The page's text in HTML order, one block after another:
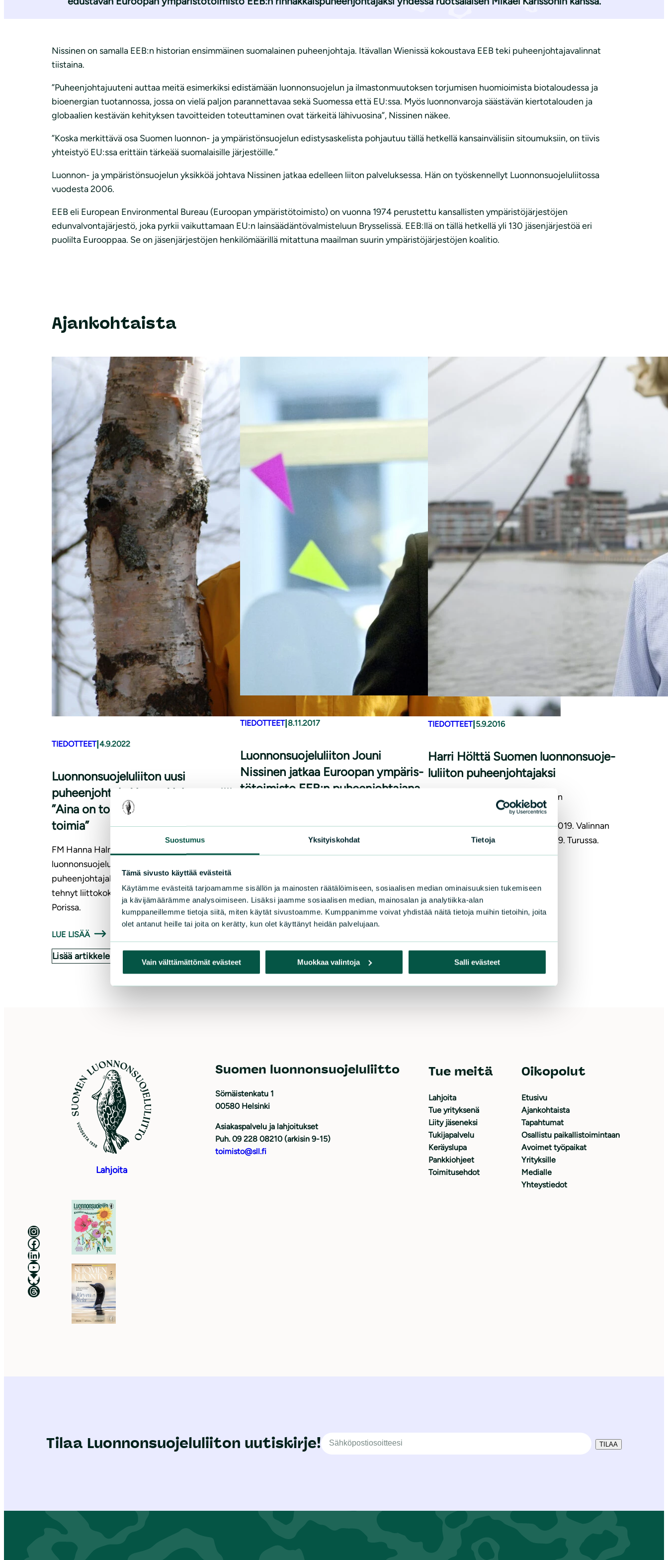
Suostumus Yksityiskohdat Tietoja
Tämä sivusto käyttää evästeitä
Käytämme evästeitä tarjoamamme sisällön ja mainosten räätälöimiseen, sosiaalisen median ominaisuuksien tukemiseen
ja kävijämäärämme analysoimiseen. Lisäksi jaamme sosiaalisen median, mainosalan ja analytiikka-alan
kumppaneillemme tietoja siitä, miten käytät sivustoamme. Kumppanimme voivat yhdistää näitä tietoja muihin tietoihin, joita
olet antanut heille tai joita on kerätty, kun olet käyttänyt heidän palvelujaan.
Vain välttämättömät evästeet Muokkaa valintoja Salli evästeet
i
Nissinen on samalla EEB:n historian ensimmäinen suomalainen puheenjohtaja. Itävallan Wienissä kokoustava EEB teki puheenjohtajavalinnat
tiistaina.
”Puheenjohtajuuteni auttaa meitä esimerkiksi edistämään luonnonsuojelun ja ilmastonmuutoksen torjumisen huomioimista biotaloudessa ja
bioenergian tuotannossa, jossa on vielä paljon parannettavaa sekä Suomessa että EU:ssa. Myös luonnonvaroja säästävän kiertotalouden ja
globaalien kestävän kehityksen tavoitteiden toteuttaminen ovat tärkeitä lähivuosina”, Nissinen näkee.
”Koska merkittävä osa Suomen luonnon- ja ympäristönsuojelun edistysaskelista pohjautuu tällä hetkellä kansainvälisiin sitoumuksiin, on tiivis
yhteistyö EU:ssa erittäin tärkeää suomalaisille järjestöille.”
Luonnon- ja ympäristönsuojelun yksikköä johtava Nissinen jatkaa edelleen liiton palveluksessa. Hän on työskennellyt Luonnonsuojeluliitossa
vuodesta 2006.
EEB eli European Environmental Bureau (Euroopan ympäristötoimisto) on vuonna 1974 perustettu kansallisten ympäristöjärjestöjen
edunvalvontajärjestö, joka pyrkii vaikuttamaan EU:n lainsäädäntövalmisteluun Brysselissä. EEB:llä on tällä hetkellä yli 130 jäsenjärjestöä eri
puolilta Eurooppaa. Se on jäsenjärjestöjen henkilömäärillä mitattuna maailman suurin ympäristöjärjestöjen koalitio.
Ajankohtaista
TIEDOTTEET| 4.9.2022
Luon­non­suo­je­lu­lii­ton uusi
puheenjohtaja Hanna Halmeenpää:
”Aina on toivoa, aina kannattaa
toimia”
FM Hanna Halmeenpää on valittu Suomen
luonnonsuojeluliiton hallituksen
puheenjohtajaksi vuosille 2023–2025. Valinnan
tehnyt liittokokous pidettiin 3.–4.9.2022
Porissa.
LUE LISÄÄ
TIEDOTTEET| 8.11.2017
Luon­non­suo­je­lu­lii­ton Jouni
Nissinen jatkaa Euroopan ym­pä­ris­
tö­toi­mis­to EEB:n puheenjohtajana
Jouni Nissinen on valittu uudelleen yli 130
eurooppalaista ympäristöjärjestöä edustavan
Euroopan ympäristötoimisto EEB:n
rinnakkaispuheenjohtajana yhdessä
ruotsalaisen Mikael Karlssonin kanssa, mutta nyt
Nissinen jatkaa ainoana puheenjohtajana.
LUE LISÄÄ
TIEDOTTEET| 5.9.2016
Harri Hölttä Suomen luon­non­suo­je­
lu­lii­ton puheenjohtajaksi
FM Harri Hölttä on valittu Suomen
luonnonsuojeluliiton hallituksen
puheenjohtajaksi vuosille 2017-2019. Valinnan
tehnyt liittokokous pidettiin 3.-4.9. Turussa.
Lisää artikkeleita
Lahjoita
Suomen luonnonsuojeluliitto
Sörnäistenkatu 1
00580 Helsinki
Asiakaspalvelu ja lahjoitukset
Puh. 09 228 08210 (arkisin 9-15)
toimisto@sll.fi
Tue meitä
Lahjoita
Tue yrityksenä
Liity jäseneksi
Tukijapalvelu
Keräyslupa
Pankkiohjeet
Toimitusehdot
Oikopolut
Etusivu
Ajankohtaista
Tapahtumat
Osallistu paikallistoimintaan
Avoimet työpaikat
Yrityksille
Medialle
Yhteystiedot
Luonnonsuojeluliitto Instagramissa
Luonnonsuojeluliitto Facebookissa
Luonnonsuojeluliitto LinkedInissä
Luonnonsuojeluliiton YouTube-kanava
Luonnonsuojeluliitto Blueskyssa
Luonnonsuojeluliitto Threadsissa
Tilaa Luonnonsuojeluliiton uutiskirje! TILAA